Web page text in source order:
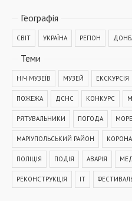
Географiя
СВІТ УКРАЇНА РЕГІОН
Теми
НІЧ МУЗЕЇВ МУЗЕЙ ЕКСКУРСІЯ
ПОЖЕЖА ДСНС КОНКУРС
РЯТУВАЛЬНИКИ ПОГОДА МОРЕ
МАРІУПОЛЬСЬКИЙ РАЙОН
ПОЛІЦІЯ ПОДІЯ АВАРІЯ
РЕКОНСТРУКЦІЯ IT